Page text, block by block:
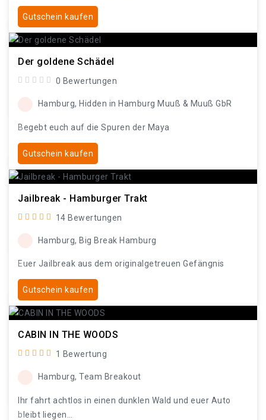
Gutschein kaufen
Der goldene Schädel
0 Bewertungen
Hamburg, Hidden in Hamburg Muuß & Muuß GbR
Begebt euch auf die Spuren der Maya
Gutschein kaufen
Jailbreak - Hamburger Trakt
14 Bewertungen
Hamburg, Big Break Hamburg
Euer Jailbreak aus dem originalgetreuen Gefängnis
Gutschein kaufen
CABIN IN THE WOODS
1 Bewertung
Hamburg, Team Breakout
Ihr fahrt achtlos in einen dunklen Wald und euer Auto
bleibt liegen…